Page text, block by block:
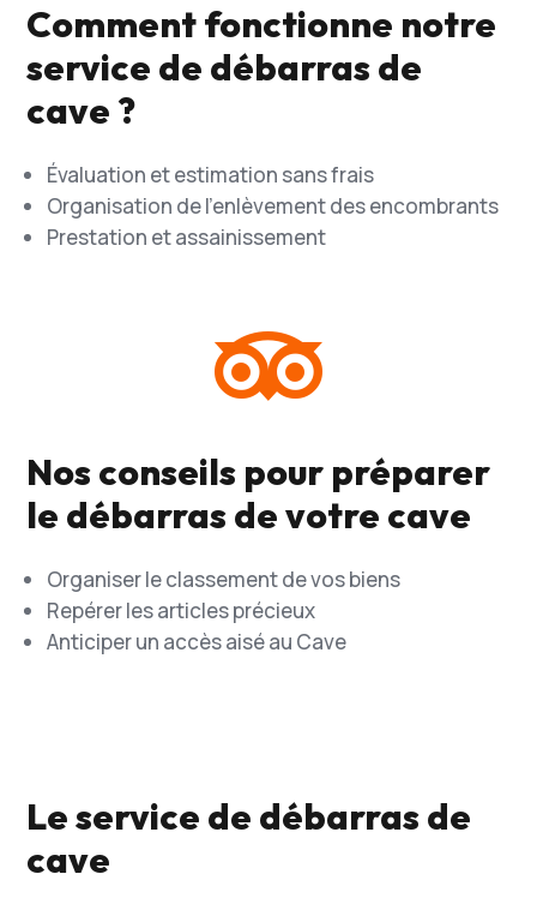
Comment fonctionne notre
service de débarras de
cave ?
Évaluation et estimation sans frais
Organisation de l’enlèvement des encombrants
Prestation et assainissement

Nos conseils pour préparer
le débarras de votre cave
Organiser le classement de vos biens
Repérer les articles précieux
Anticiper un accès aisé au Cave
Le service de débarras de
cave